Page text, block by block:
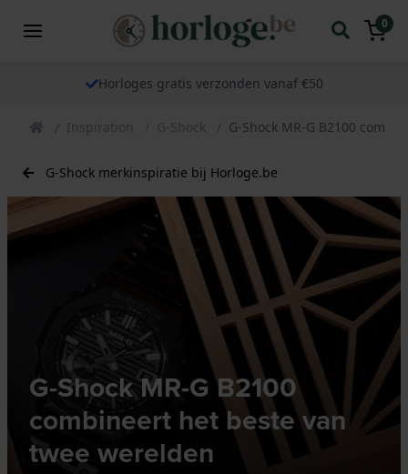
0
Horloges gratis verzonden vanaf €50
Inspiration G-Shock G-Shock MR-G B2100
G-Shock merkinspiratie bij Horloge.be
G-Shock MR-G B2100
combineert het beste van
twee werelden